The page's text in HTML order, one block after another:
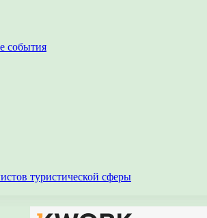
события
туристической сферы